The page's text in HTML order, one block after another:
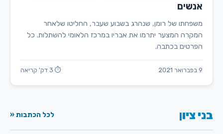
אנשים
משפחתו של רומן, שנהרג בשבוע שעבר, החליטו שלאחר
המקרה המצער יתרמו את אבריו במרכז הלאומי להשתלות. כל
הפרטים בכתבה.
9 בפברואר 2021 ⏱ 3 דק' קריאה
בני ציון לכל הכתבות «